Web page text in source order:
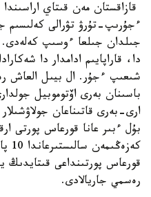
ءجۇرىپ-تۇرۋ تۋرالى كەلىسىم
جىلدان جىلعا ءوسىپ كەلەدى.
دا، قاراپايىم ادامدار دا
شىعىپ ءجۇر. ال بيىل العاش
باسىنان بەرى اۆتوموبيل
بۇل ءبىر عانا قورعاس پورتى
قورعاس پورتىنداعى قىتايدىڭ
رەسمي جاريالادى.